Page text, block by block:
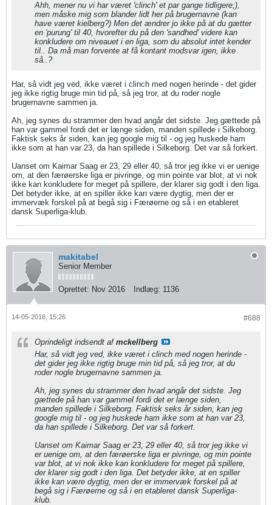
Ahh, mener nu vi har været 'clinch' et par gange tidligere;),
men måske mig som blander lidt her på brugernavne (kan
have været kielberg?) Men det ændrer jo ikke på at du gætter
en 'purung' til 40, hvorefter du på den 'sandhed' videre kan
konkludere om niveauet i en liga, som du absolut intet kender
til.. Da må man forvente at få kontant modsvar igen, ikke
så..?
Har, så vidt jeg ved, ikke været i clinch med nogen herinde - det gider
jeg ikke rigtig bruge min tid på, så jeg tror, at du roder nogle
brugernavne sammen ja.
Ah, jeg synes du strammer den hvad angår det sidste. Jeg gættede på
han var gammel fordi det er længe siden, manden spillede i Silkeborg.
Faktisk seks år siden, kan jeg google mig til - og jeg huskede ham
ikke som at han var 23, da han spillede i Silkeborg. Det var så forkert.
Uanset om Kaimar Saag er 23, 29 eller 40, så tror jeg ikke vi er uenige
om, at den færøerske liga er pivringe, og min pointe var blot, at vi nok
ikke kan konkludere for meget på spillere, der klarer sig godt i den liga.
Det betyder ikke, at en spiller ikke kan være dygtig, men der er
immervæk forskel på at begå sig i Færøerne og så i en etableret
dansk Superliga-klub.
makitabel
Senior Member
Oprettet: Nov 2016 Indlæg: 1136
#688
14-05-2018, 15:26
Oprindeligt indsendt af mckellberg
Har, så vidt jeg ved, ikke været i clinch med nogen herinde -
det gider jeg ikke rigtig bruge min tid på, så jeg tror, at du
roder nogle brugernavne sammen ja.
Ah, jeg synes du strammer den hvad angår det sidste. Jeg
gættede på han var gammel fordi det er længe siden,
manden spillede i Silkeborg. Faktisk seks år siden, kan jeg
google mig til - og jeg huskede ham ikke som at han var 23,
da han spillede i Silkeborg. Det var så forkert.
Uanset om Kaimar Saag er 23, 29 eller 40, så tror jeg ikke vi
er uenige om, at den færøerske liga er pivringe, og min pointe
var blot, at vi nok ikke kan konkludere for meget på spillere,
der klarer sig godt i den liga. Det betyder ikke, at en spiller
ikke kan være dygtig, men der er immervæk forskel på at
begå sig i Færøerne og så i en etableret dansk Superliga-
klub.